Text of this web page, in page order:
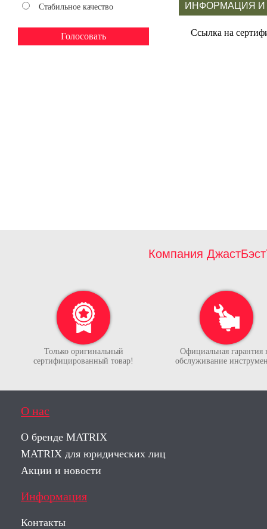
Стабильное качество ИНФОРМАЦИЯ И
Ссылка на
Компания
Только оригинальный
сертифицированный товар!
Официальная гарантия
обслуживание
О нас
О бренде MATRIX
MATRIX для юридических лиц
Акции и новости
Информация
Контакты